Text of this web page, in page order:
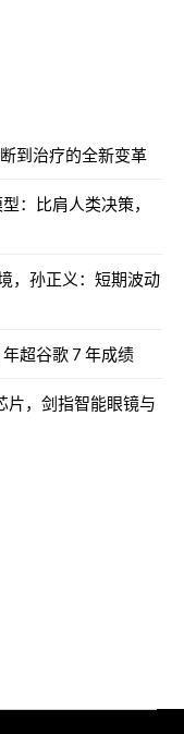
到治疗的全新变革
：比肩人类决策，
，孙正义：短期波动
超谷歌 7 年成绩
片，剑指智能眼镜与